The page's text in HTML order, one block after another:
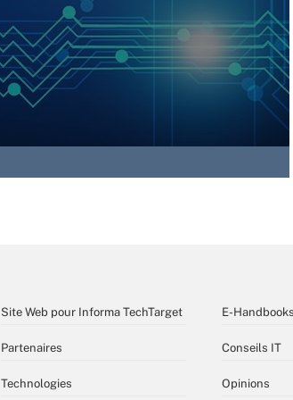
Site Web pour Informa TechTarget
Partenaires
Technologies
E-
Conseils IT
Opinions